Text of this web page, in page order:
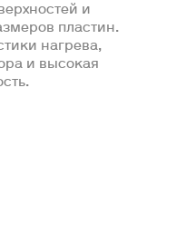
и
пластин.
нагрева,
и высокая